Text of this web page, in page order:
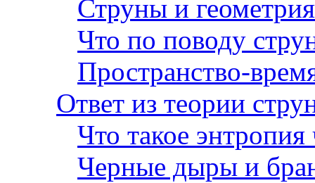
Струны и
Что по поводу
Пространство-
Ответ из теории
Что такое
Черные дыры и